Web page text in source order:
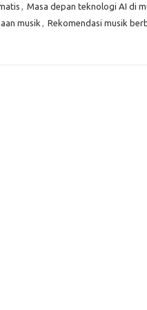
, Masa depan teknologi AI di
musik , Rekomendasi musik